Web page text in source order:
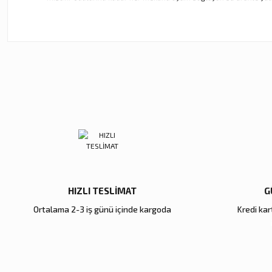
Bu ürüne benzer farklı alternatifler olmalı.
HIZLI TESLİMAT
Ortalama 2-3 iş günü içinde kargoda
Kredi